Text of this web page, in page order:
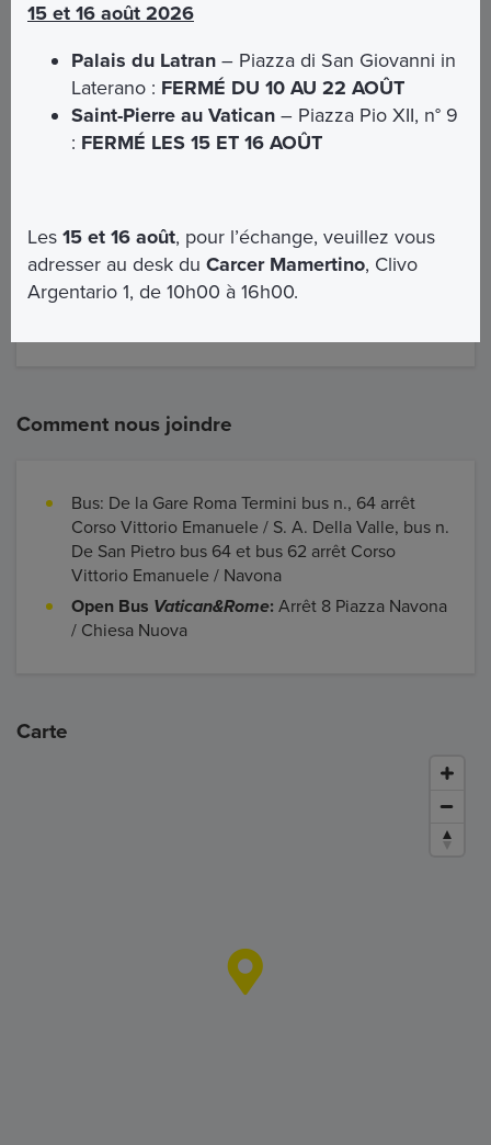
Matin : de 9h00 à 13h00 (dernière entrée à 12h30)
Après-midi:de 15h00 à 18h00 (dernière entrée à
17h30).
La réservation est obligatoire
Pour informations et réservations écrivez à
Comment nous joindre
Bus: De la Gare Roma Termini bus n., 64 arrêt
Corso Vittorio Emanuele / S. A. Della Valle, bus n.
De San Pietro bus 64 et bus 62 arrêt Corso
Vittorio Emanuele / Navona
Open Bus Vatican&Rome: Arrêt 8 Piazza Navona
/ Chiesa Nuova
Carte
15 et 16 août 2026
Palais du Latran – Piazza di San Giovanni in
Laterano : FERMÉ DU 10 AU 22 AOÛT
Saint-Pierre au Vatican – Piazza Pio XII, n° 9
: FERMÉ LES 15 ET 16 AOÛT
Les15 et 16 août, pour l’échange, veuillez vous
adresser au desk duCarcer Mamertino, Clivo
Argentario 1, de 10h00 à 16h00.